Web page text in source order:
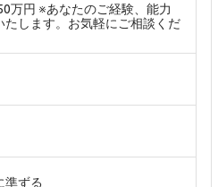
万円 ※あなたのご経験、能力
たします。お気軽にご相談くだ
準ずる